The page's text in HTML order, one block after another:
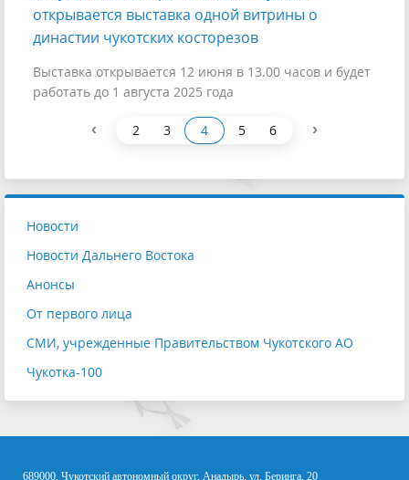
открывается выставка одной витрины о
династии чукотских косторезов
Выставка открывается 12 июня в 13.00 часов и будет
работать до 1 августа 2025 года
‹ 2 3 4 5 6 ›
Новости
Новости Дальнего Востока
Анонсы
От первого лица
СМИ, учрежденные Правительством Чукотского АО
Чукотка-100
689000, Чукотский автономный округ, Анадырь, ул. Беринга, 20